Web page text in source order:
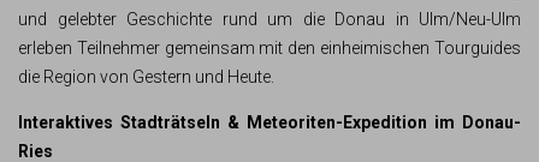
und gelebter Geschichte rund um die Donau in Ulm/Neu-Ulm
erleben Teilnehmer gemeinsam mit den einheimischen Tourguides
die Region von Gestern und Heute.
Interaktives Stadträtseln & Meteoriten-Expedition im Donau-
Ries